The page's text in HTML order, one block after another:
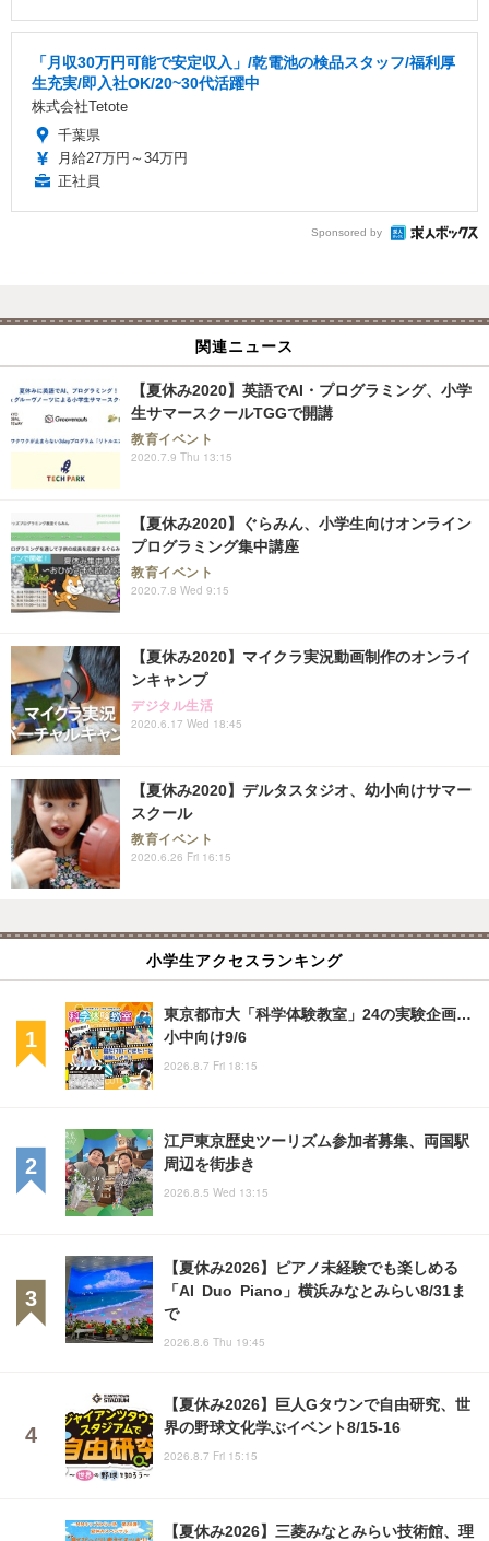
「月収30万円可能で安定収入」/乾電池の検品スタッフ/福利厚
生充実/即入社OK/20~30代活躍中
株式会社Tetote
千葉県
月給27万円～34万円
正社員
Sponsored by
関連ニュース
【夏休み2020】英語でAI・プログラミング、小学
生サマースクールTGGで開講
教育イベント
2020.7.9 Thu 13:15
【夏休み2020】ぐらみん、小学生向けオンライン
プログラミング集中講座
教育イベント
2020.7.8 Wed 9:15
【夏休み2020】マイクラ実況動画制作のオンライ
ンキャンプ
デジタル生活
2020.6.17 Wed 18:45
【夏休み2020】デルタスタジオ、幼小向けサマー
スクール
教育イベント
2020.6.26 Fri 16:15
小学生アクセスランキング
東京都市大「科学体験教室」24の実験企画…
小中向け9/6
2026.8.7 Fri 18:15
江戸東京歴史ツーリズム参加者募集、両国駅
周辺を街歩き
2026.8.5 Wed 13:15
【夏休み2026】ピアノ未経験でも楽しめる
「AI Duo Piano」横浜みなとみらい8/31ま
で
2026.8.6 Thu 19:45
【夏休み2026】巨人Gタウンで自由研究、世
界の野球文化学ぶイベント8/15-16
2026.8.7 Fri 15:15
【夏休み2026】三菱みなとみらい技術館、理